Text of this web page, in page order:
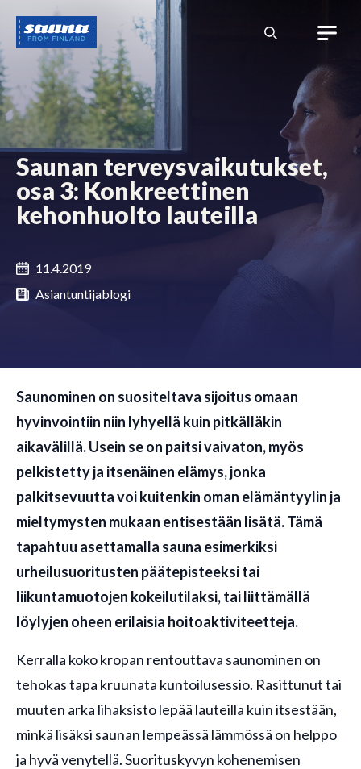
sisältöön
Sauna
from
Finland
Saunan terveysvaikutukset,
osa 3: Konkreettinen
kehonhuolto lauteilla
11.4.2019
Asiantuntijablogi
Saunominen on suositeltava sijoitus omaan
hyvinvointiin niin lyhyellä kuin pitkälläkin
aikavälillä. Usein se on paitsi vaivaton, myös
pelkistetty ja itsenäinen elämys, jonka
palkitsevuutta voi kuitenkin oman elämäntyylin ja
mieltymysten mukaan entisestään lisätä. Tämä
tapahtuu asettamalla sauna esimerkiksi
urheilusuoritusten päätepisteeksi tai
liikuntamuotojen kokeilutilaksi, tai liittämällä
löylyjen oheen erilaisia hoitoaktiviteetteja.
Kerralla koko kropan rentouttava saunominen on
tehokas tapa kruunata kuntoilusessio. Rasittunut tai
muuten arka lihaksisto lepää lauteilla kuin itsestään,
minkä lisäksi saunan lempeässä lämmössä on helppo
ja hyvä venytellä. Suorituskyvyn kohenemisen